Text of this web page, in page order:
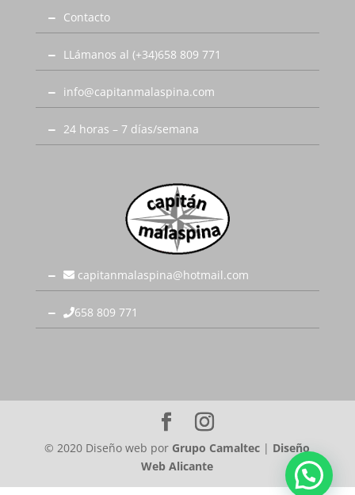
Contacto
LLámanos al (+34)658 809 771
info@capitanmalaspina.com
24 horas – 7 días/semana
capitanmalaspina@hotmail.com
658 809 771
© 2020 Diseño web por Grupo Camaltec | Diseño
Web Alicante